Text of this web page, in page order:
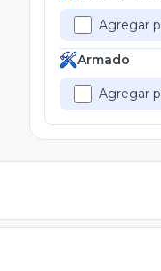
Agregar
Armado
Agregar